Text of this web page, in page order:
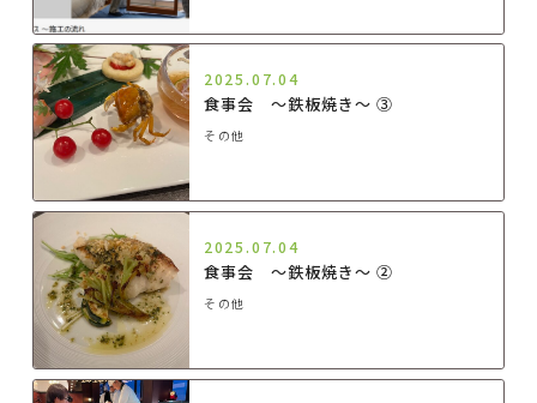
2025.07.04
食事会 ～鉄板焼き～ ③
その他
2025.07.04
食事会 ～鉄板焼き～ ②
その他